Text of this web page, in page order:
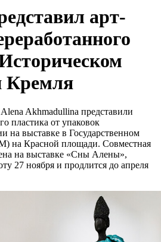
арт-
Кремля
Akhmadullina представили
пластика от упаковок
на выставке в Государственном
на Красной площади. Совместная
на выставке «Сны Алены»,
27 ноября и продлится до апреля